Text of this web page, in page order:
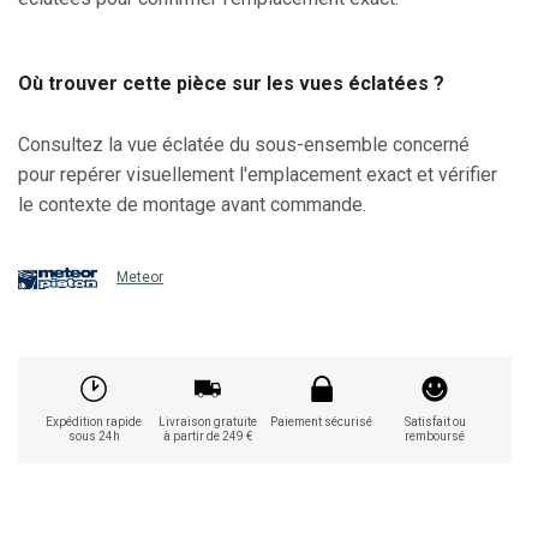
Où trouver cette pièce sur les vues éclatées ?
Consultez la vue éclatée du sous-ensemble concerné
pour repérer visuellement l'emplacement exact et vérifier
le contexte de montage avant commande.
Meteor
Expédition rapide
sous 24h
Livraison gratuite
à partir de 249 €
Paiement sécurisé
Satisfait ou
remboursé